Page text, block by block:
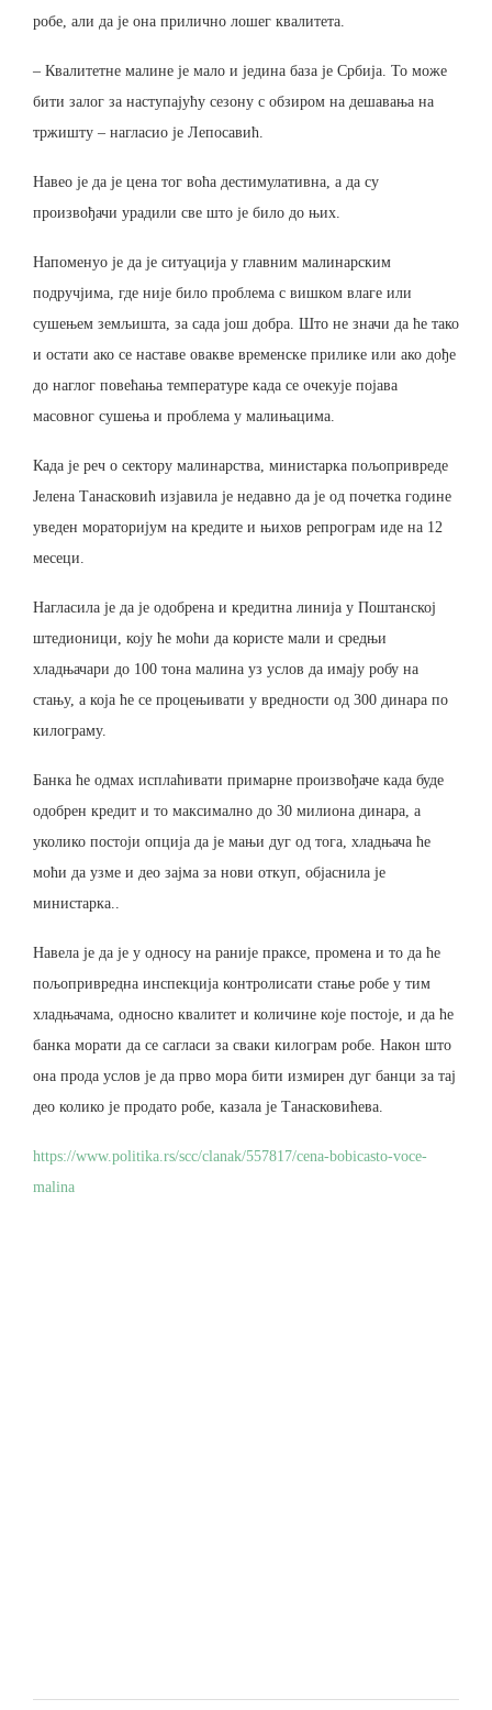
робе, али да је она прилично лошег квалитета.
– Квалитетне малине је мало и једина база је Србија. То може
бити залог за наступајућу сезону с обзиром на дешавања на
тржишту – нагласио је Лепосавић.
Навео је да је цена тог воћа дестимулативна, а да су
произвођачи урадили све што је било до њих.
Напоменуо је да је ситуација у главним малинарским
подручјима, где није било проблема с вишком влаге или
сушењем земљишта, за сада још добра. Што не значи да ће тако
и остати ако се наставе овакве временске прилике или ако дође
до наглог повећања температуре када се очекује појава
масовног сушења и проблема у малињацима.
Када је реч о сектору малинарства, министарка пољопривреде
Јелена Танасковић изјавила је недавно да је од почетка године
уведен мораторијум на кредите и њихов репрограм иде на 12
месеци.
Нагласила је да је одобрена и кредитна линија у Поштанској
штедионици, коју ће моћи да користе мали и средњи
хладњачари до 100 тона малина уз услов да имају робу на
стању, а која ће се процењивати у вредности од 300 динара по
килограму.
Банка ће одмах исплаћивати примарне произвођаче када буде
одобрен кредит и то максимално до 30 милиона динара, а
уколико постоји опција да је мањи дуг од тога, хладњача ће
моћи да узме и део зајма за нови откуп, објаснила је
министарка..
Навела је да је у односу на раније праксе, промена и то да ће
пољопривредна инспекција контролисати стање робе у тим
хладњачама, односно квалитет и количине које постоје, и да ће
банка морати да се сагласи за сваки килограм робе. Након што
она прода услов је да прво мора бити измирен дуг банци за тај
део колико је продато робе, казала је Танасковићева.
https://www.politika.rs/scc/clanak/557817/cena-bobicasto-voce-
malina